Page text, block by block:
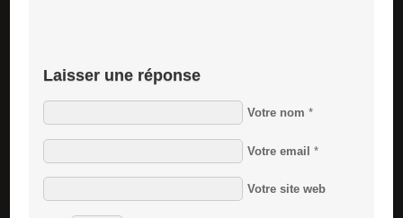
Laisser une réponse
Votre nom *
Votre email *
Votre site web